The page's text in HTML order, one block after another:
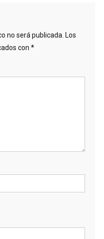
no será publicada. Los
con *